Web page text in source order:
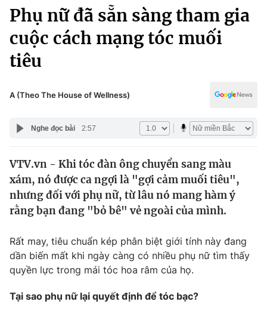
Chuyên mục
Chính trị
Xã hội
Pháp luật
Y tế
Thế giới
Tin tức
Thế giới đó đây
Câu chuyện quốc tế
Kinh tế
Thị trường
Góc doanh nghiệp
Dữ liệu và đời sống
Truyền hình
Phim VTV
Kinh tế
Thể thao
Truyền hình
Văn hóa - Giải trí
Công nghệ
Phụ nữ đã sẵn sàng tham gia
cuộc cách mạng tóc muối
tiêu
A (Theo The House of Wellness)
Nghe đọc bài 2:57
VTV.vn - Khi tóc đàn ông chuyển sang màu
xám, nó được ca ngợi là "gợi cảm muối tiêu",
nhưng đối với phụ nữ, từ lâu nó mang hàm ý
rằng bạn đang "bỏ bê" vẻ ngoài của mình.
Rất may, tiêu chuẩn kép phân biệt giới tính này đang
dần biến mất khi ngày càng có nhiều phụ nữ tìm thấy
quyền lực trong mái tóc hoa râm của họ.
Tại sao phụ nữ lại quyết định để tóc bạc?